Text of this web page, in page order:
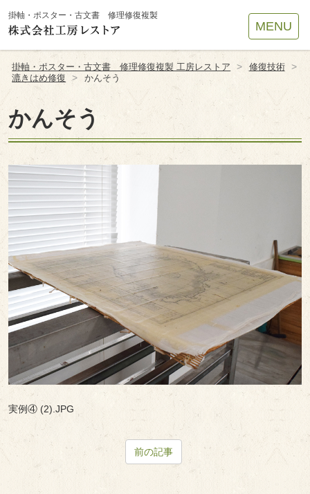
掛軸・ポスター・古文書 修理修復複製
MENU
掛軸・ポスター・古文書 修理修復複製 工房レストア > 修復技術 >
漉きはめ修復 > かんそう
かんそう
実例④ (2).JPG
前の記事
Site
Footer